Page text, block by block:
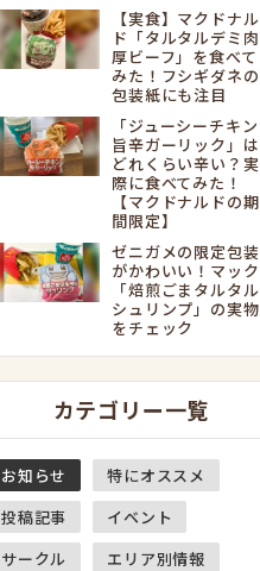
【実食】マクドナル
ド「タルタルデミ肉
厚ビーフ」を食べて
みた！フシギダネの
包装紙にも注目
「ジューシーチキン
旨辛ガーリック」は
どれくらい辛い？実
際に食べてみた！
【マクドナルドの期
間限定】
ゼニガメの限定包装
がかわいい！マック
「焙煎ごまタルタル
シュリンプ」の実物
をチェック
カテゴリー一覧
お知らせ
特にオススメ
投稿記事
イベント
サークル
エリア別情報